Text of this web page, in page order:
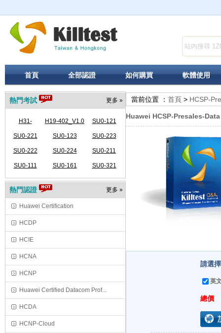
首頁 全部認證 如何購買 軟體使用
更多 »
熱門考試
H31-
341_V2.5-
ENU
H19-402_V1.0 SU0-121
SU0-221 SU0-123 SU0-223
SU0-222 SU0-224 SU0-211
SU0-111 SU0-161 SU0-321
更多 »
熱門認證
Huawei Certification
HCDP
HCIE
HCNA
HCNP
Huawei Certified Datacom Prof...
HCDA
HCNP-Cloud
當前位置 ： 首頁 > HCSP-
Huawei HCSP-Presales-
請選
英
總價